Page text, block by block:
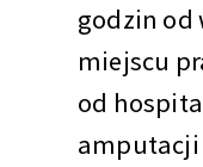
godzin od
miejscu
od
amputacji